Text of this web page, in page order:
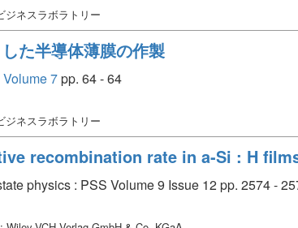
ジネスラボラトリー
た半導体薄膜の作製
7pp. 64 - 64
ジネスラボラトリー
recombination rate in a-Si : H
physics : PSS Volume 9 Issue 12 pp. 2574 -